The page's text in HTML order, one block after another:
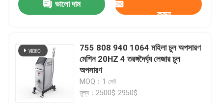
যোগাযোগ করুন
খবর
উদ্ধৃতির জন্য আবেদন
ভালো দাম
করুন
755 808 940 1064 মহিলা চুল অপসারণ
মেশিন 20HZ 4 তরঙ্গদৈর্ঘ্য লেজার চুল
অপসারণ
MOQ：1 সেট
মূল্য：2500$-2950$